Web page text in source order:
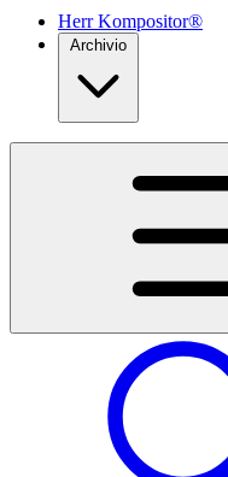
Herr Kompositor®
Archivio